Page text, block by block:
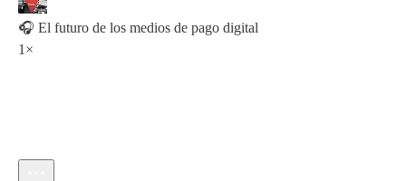
🎧 El futuro de los medios de pago digital
1×